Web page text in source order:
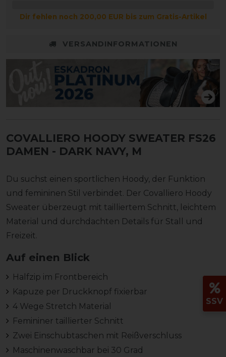
Dir fehlen noch 200,00 EUR bis zum Gratis-Artikel
VERSANDINFORMATIONEN
COVALLIERO HOODY SWEATER FS26
DAMEN - DARK NAVY, M
Du suchst einen sportlichen Hoody, der Funktion
und femininen Stil verbindet. Der Covalliero Hoody
Sweater überzeugt mit tailliertem Schnitt, leichtem
Material und durchdachten Details für Stall und
Freizeit.
Auf einen Blick
Halfzip im Frontbereich
Kapuze per Druckknopf fixierbar
4 Wege Stretch Material
Femininer taillierter Schnitt
Zwei Einschubtaschen mit Reißverschluss
Maschinenwaschbar bei 30 Grad
SSV